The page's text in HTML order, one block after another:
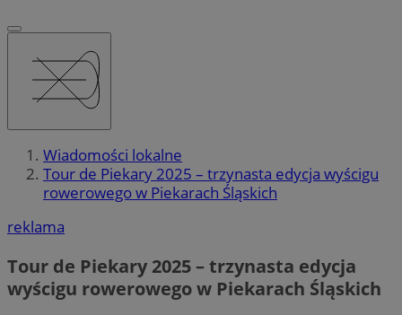
Wiadomości lokalne
Tour de Piekary 2025 – trzynasta edycja wyścigu
rowerowego w Piekarach Śląskich
reklama
Tour de Piekary 2025 – trzynasta edycja
wyścigu rowerowego w Piekarach Śląskich